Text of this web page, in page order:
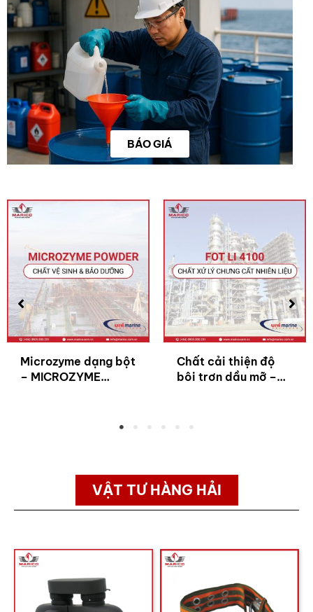
BÁO GIÁ
Microzyme dạng bột
– MICROZYME
Chất cải thiện độ
bôi trơn dầu mỡ –
VẬT TƯ HÀNG HẢI